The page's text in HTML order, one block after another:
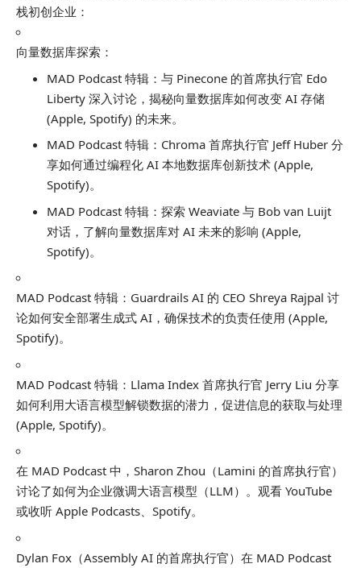
栈初创企业：
向量数据库探索：
MAD Podcast 特辑：与 Pinecone 的首席执行官 Edo
Liberty 深入讨论，揭秘向量数据库如何改变 AI 存储
(Apple, Spotify) 的未来。
MAD Podcast 特辑：Chroma 首席执行官 Jeff Huber 分
享如何通过编程化 AI 本地数据库创新技术 (Apple,
Spotify)。
MAD Podcast 特辑：探索 Weaviate 与 Bob van Luijt
对话，了解向量数据库对 AI 未来的影响 (Apple,
Spotify)。
MAD Podcast 特辑：Guardrails AI 的 CEO Shreya Rajpal 讨
论如何安全部署生成式 AI，确保技术的负责任使用 (Apple,
Spotify)。
MAD Podcast 特辑：Llama Index 首席执行官 Jerry Liu 分享
如何利用大语言模型解锁数据的潜力，促进信息的获取与处理
(Apple, Spotify)。
在 MAD Podcast 中，Sharon Zhou（Lamini 的首席执行官）
讨论了如何为企业微调大语言模型（LLM）。观看 YouTube
或收听 Apple Podcasts、Spotify。
Dylan Fox（Assembly AI 的首席执行官）在 MAD Podcast